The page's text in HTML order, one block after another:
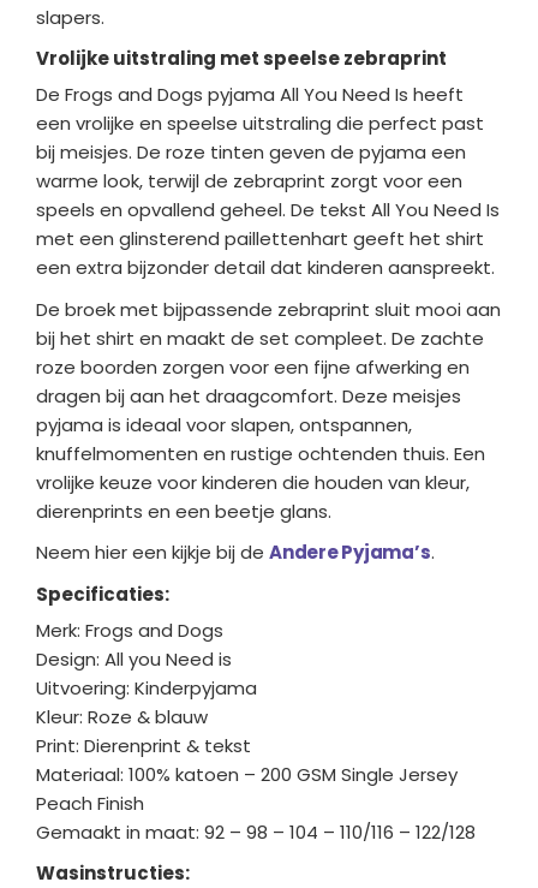
slapers.
Vrolijke uitstraling met speelse zebraprint
De Frogs and Dogs pyjama All You Need Is heeft
een vrolijke en speelse uitstraling die perfect past
bij meisjes. De roze tinten geven de pyjama een
warme look, terwijl de zebraprint zorgt voor een
speels en opvallend geheel. De tekst All You Need Is
met een glinsterend paillettenhart geeft het shirt
een extra bijzonder detail dat kinderen aanspreekt.
De broek met bijpassende zebraprint sluit mooi aan
bij het shirt en maakt de set compleet. De zachte
roze boorden zorgen voor een fijne afwerking en
dragen bij aan het draagcomfort. Deze meisjes
pyjama is ideaal voor slapen, ontspannen,
knuffelmomenten en rustige ochtenden thuis. Een
vrolijke keuze voor kinderen die houden van kleur,
dierenprints en een beetje glans.
Neem hier een kijkje bij de Andere Pyjama’s.
Specificaties:
Merk: Frogs and Dogs
Design: All you Need is
Uitvoering: Kinderpyjama
Kleur: Roze & blauw
Print: Dierenprint & tekst
Materiaal: 100% katoen – 200 GSM Single Jersey
Peach Finish
Gemaakt in maat: 92 – 98 – 104 – 110/116 – 122/128
Wasinstructies: